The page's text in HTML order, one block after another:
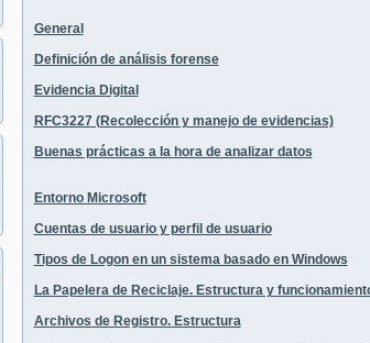
General
Definición de análisis forense
Evidencia Digital
RFC3227 (Recolección y manejo de evidencias)
Buenas prácticas a la hora de analizar datos
Entorno Microsoft
Cuentas de usuario y perfil de usuario
Tipos de Logon en un sistema basado en Windows
La Papelera de Reciclaje. Estructura y
Archivos de Registro. Estructura